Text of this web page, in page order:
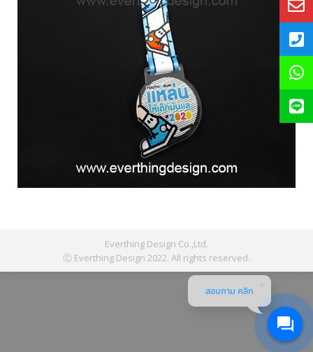
Everthing Design Co.,Ltd.
Ⓒ Everthing Design 2022. All rights reserved.
สอบถาม คลิก